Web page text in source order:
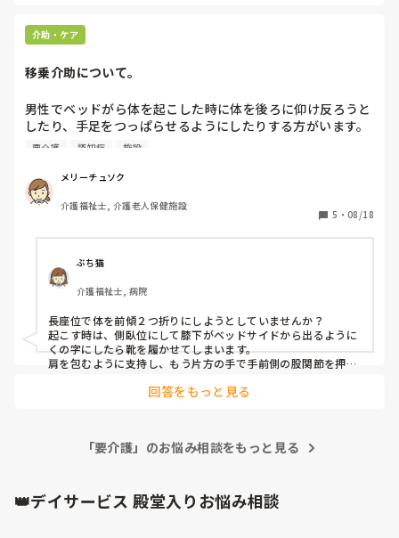
介助・ケア
移乗介助について。
男性でベッドがら体を起こした時に体を後ろに仰け反ろうと
したり、手足をつっぱらせるようにしたりする方がいます。
起きますよ、移りますよと声がけはしてます。
を色んな所にかけるのでどこかに足を挟めないか不安です。
何かアドバイスを下さい。
要介護 認知症 施設
メリーチュソク
介護福祉士, 介護老人保健施設
5 ・ 08/18
ぶち猫
介護福祉士, 病院
長座位で体を前傾２つ折りにしようとしていませんか？
起こす時は、側臥位にして膝下がベッドサイドから出るように
くの字にしたら靴を履かせてしまいます。
肩を包むように支持し、もう片方の手で手前側の股関節を押し
股関節を押して座位ができたら膝を曲げて床に足を付けてつま
調整し、上に引き上げではなく前に引くようにします。
突っ張る方は、立たせたとき、その突っ張りも利用すると楽で
すよ。
回答をもっと見る
「要介護」のお悩み相談をもっと見る
👑デイサービス 殿堂入りお悩み相談